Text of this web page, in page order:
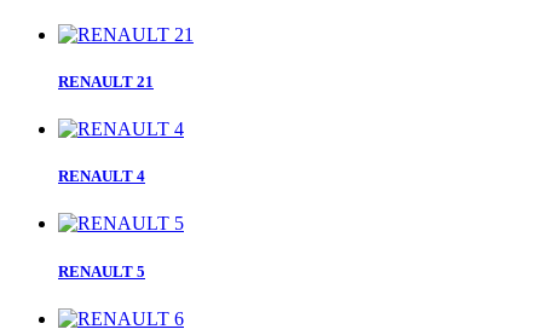
RENAULT 21
RENAULT 4
RENAULT 5